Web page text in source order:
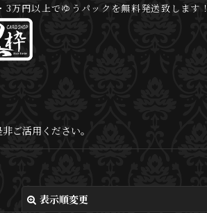
万円以上でゆうパックを無料発送致します！
ご活用ください。
表示順変更